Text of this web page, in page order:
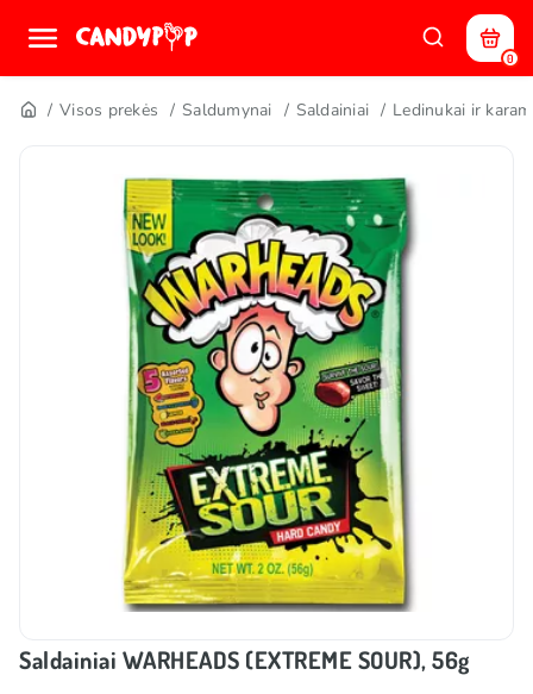
0
Visos prekės Saldumynai Saldainiai Ledinukai ir
Saldainiai WARHEADS (EXTREME SOUR), 56g